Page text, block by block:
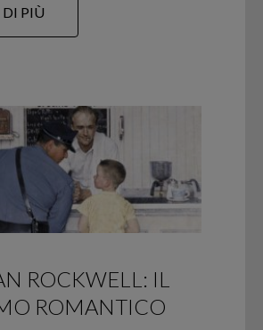
DI PIÙ
ROCKWELL: IL
ROMANTICO